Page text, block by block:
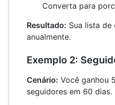
Converta para
Resultado: Sua lista de
anualmente.
Exemplo 2:
Cenário: Você ganhou
seguidores em 60 dias.